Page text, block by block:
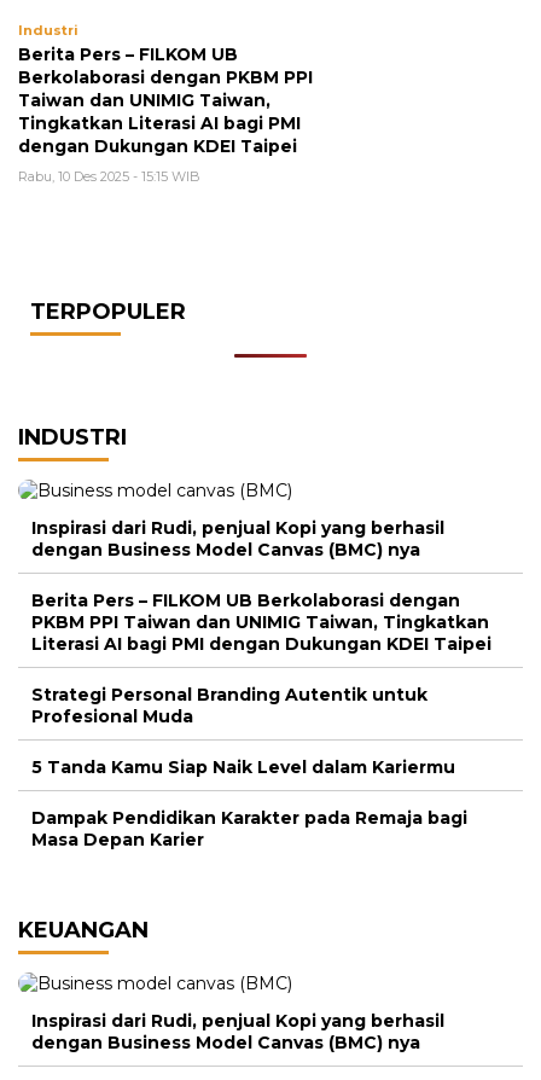
Industri
Berita Pers – FILKOM UB
Berkolaborasi dengan PKBM PPI
Taiwan dan UNIMIG Taiwan,
Tingkatkan Literasi AI bagi PMI
dengan Dukungan KDEI Taipei
Rabu, 10 Des 2025 - 15:15 WIB
TERPOPULER
INDUSTRI
Inspirasi dari Rudi, penjual Kopi yang berhasil
dengan Business Model Canvas (BMC) nya
Berita Pers – FILKOM UB Berkolaborasi dengan
PKBM PPI Taiwan dan UNIMIG Taiwan, Tingkatkan
Literasi AI bagi PMI dengan Dukungan KDEI Taipei
Strategi Personal Branding Autentik untuk
Profesional Muda
5 Tanda Kamu Siap Naik Level dalam Kariermu
Dampak Pendidikan Karakter pada Remaja bagi
Masa Depan Karier
KEUANGAN
Inspirasi dari Rudi, penjual Kopi yang berhasil
dengan Business Model Canvas (BMC) nya